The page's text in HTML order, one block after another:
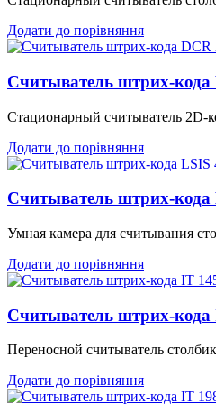
Додати до порівняння
Считыватель штрих-
Стационарный считыватель 2D-
Додати до порівняння
Считыватель штрих-
Умная камера для считывания
Додати до порівняння
Считыватель штрих-кода
Переносной считыватель
Додати до порівняння